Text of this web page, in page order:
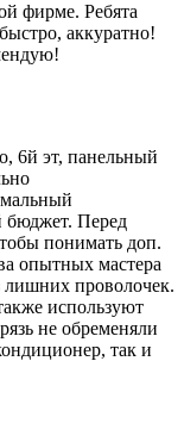
фирме. Ребята
аккуратно!
6й эт, панельный
бюджет. Перед
понимать доп.
опытных мастера
лишних проволочек.
используют
не обременяли
так и